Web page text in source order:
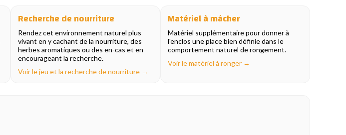
Recherche de nourriture
Rendez cet environnement naturel plus
vivant en y cachant de la nourriture, des
herbes aromatiques ou des en-cas et en
encourageant la recherche.
Voir le jeu et la recherche de nourriture →
Matériel à mâcher
Matériel supplémentaire pour donner à
l'enclos une place bien définie dans le
comportement naturel de rongement.
Voir le matériel à ronger →